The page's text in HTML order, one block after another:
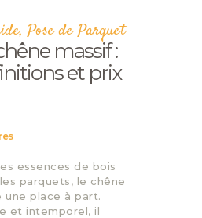
,Pose de Parquet
massif :
et prix
essences de bois
parquets, le chêne
une place à part.
et intemporel, il